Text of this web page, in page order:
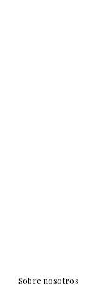
Sobre nosotros